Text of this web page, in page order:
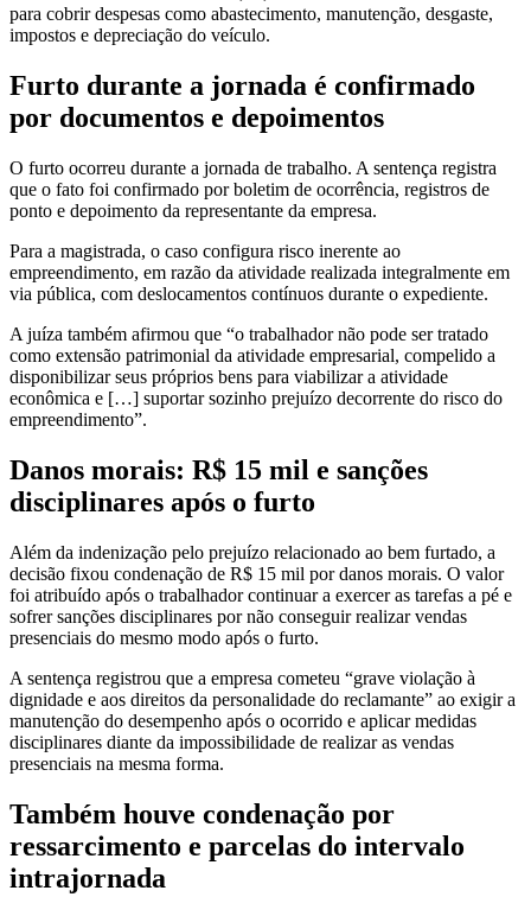
para cobrir despesas como abastecimento, manutenção, desgaste,
impostos e depreciação do veículo.
Furto durante a jornada é confirmado
por documentos e depoimentos
O furto ocorreu durante a jornada de trabalho. A sentença registra
que o fato foi confirmado por boletim de ocorrência, registros de
ponto e depoimento da representante da empresa.
Para a magistrada, o caso configura risco inerente ao
empreendimento, em razão da atividade realizada integralmente em
via pública, com deslocamentos contínuos durante o expediente.
A juíza também afirmou que “o trabalhador não pode ser tratado
como extensão patrimonial da atividade empresarial, compelido a
disponibilizar seus próprios bens para viabilizar a atividade
econômica e […] suportar sozinho prejuízo decorrente do risco do
empreendimento”.
Danos morais: R$ 15 mil e sanções
disciplinares após o furto
Além da indenização pelo prejuízo relacionado ao bem furtado, a
decisão fixou condenação de R$ 15 mil por danos morais. O valor
foi atribuído após o trabalhador continuar a exercer as tarefas a pé e
sofrer sanções disciplinares por não conseguir realizar vendas
presenciais do mesmo modo após o furto.
A sentença registrou que a empresa cometeu “grave violação à
dignidade e aos direitos da personalidade do reclamante” ao exigir a
manutenção do desempenho após o ocorrido e aplicar medidas
disciplinares diante da impossibilidade de realizar as vendas
presenciais na mesma forma.
Também houve condenação por
ressarcimento e parcelas do intervalo
intrajornada